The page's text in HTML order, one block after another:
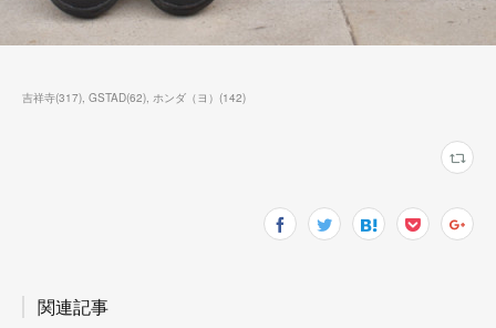
吉祥寺(317) GSTAD(62) ホンダ（ヨ） (142)
関連記事